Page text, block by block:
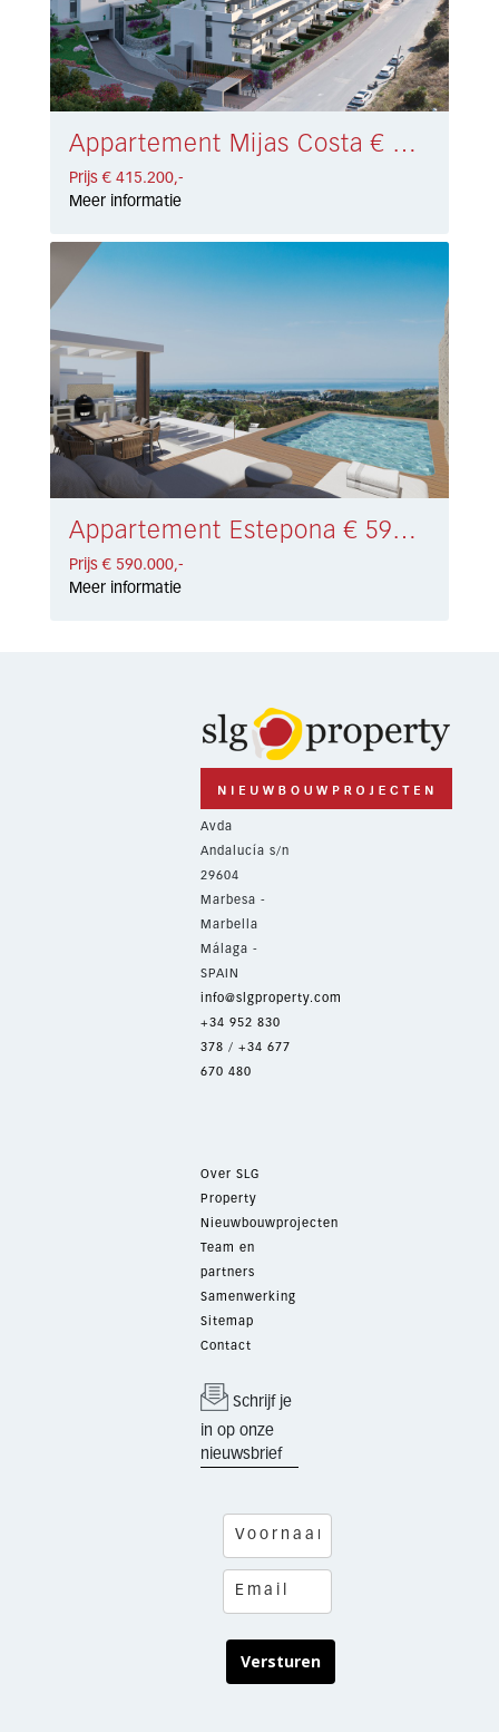
Appartement Mijas Costa € 415.200,-
Prijs € 415.200,-
Meer informatie
Appartement Estepona € 590.000,-
Prijs € 590.000,-
Meer informatie
Avda
Andalucía s/n
29604
Marbesa -
Marbella
Málaga -
SPAIN
info@slgproperty.com
+34 952 830
378 / +34 677
670 480
Over SLG
Property
Nieuwbouwprojecten
Team en
partners
Samenwerking
Sitemap
Contact
Schrijf je
in op onze
nieuwsbrief
Versturen